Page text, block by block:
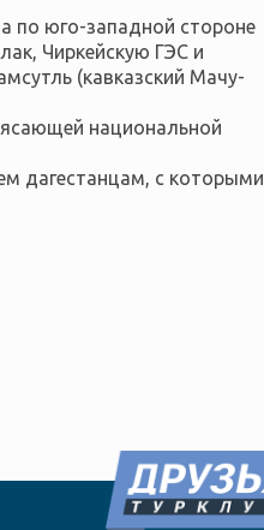
по юго-западной стороне
Чиркейскую ГЭС и
(кавказский Мачу-
национальной
дагестанцам, с которыми